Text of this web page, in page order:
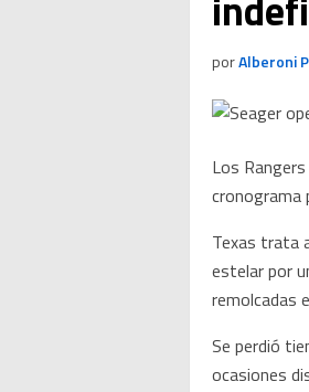
porAlberoni
Los
cronograma
Texas trata
estelar por
remolcadas
Se perdió
ocasiones